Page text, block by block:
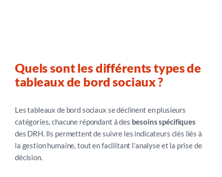
Quels sont les différents types de
tableaux de bord sociaux ?
Les tableaux de bord sociaux se déclinent en plusieurs
catégories, chacune répondant à des besoins spécifiques
des DRH. Ils permettent de suivre les indicateurs clés liés à
la gestion humaine, tout en facilitant l’analyse et la prise de
décision.